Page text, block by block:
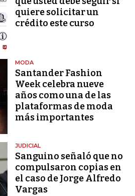
quiere solicitar un
crédito este curso
MODA
Santander Fashion
Week celebra nueve
años como una de las
plataformas de moda
más importantes
JUDICIAL
Sanguino señaló que no
compulsaron copias en
el caso de Jorge Alfredo
Vargas